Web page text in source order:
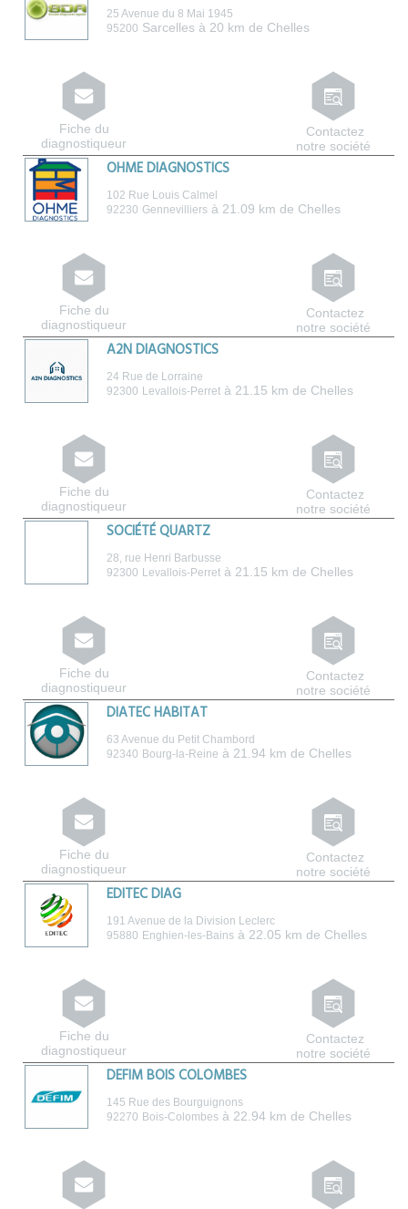
25 Avenue du 8 Mai 1945
95200 Sarcelles à 20 km de Chelles
Contactez
notre société
Fiche du
diagnostiqueur
OHME DIAGNOSTICS
102 Rue Louis Calmel
92230 Gennevilliers à 21.09 km de Chelles
Contactez
notre société
Fiche du
diagnostiqueur
A2N DIAGNOSTICS
24 Rue de Lorraine
92300 Levallois-Perret à 21.15 km de Chelles
Contactez
notre société
Fiche du
diagnostiqueur
SOCIÉTÉ QUARTZ
28, rue Henri Barbusse
92300 Levallois-Perret à 21.15 km de Chelles
Contactez
notre société
Fiche du
diagnostiqueur
DIATEC HABITAT
63 Avenue du Petit Chambord
92340 Bourg-la-Reine à 21.94 km de Chelles
Contactez
notre société
Fiche du
diagnostiqueur
EDITEC DIAG
191 Avenue de la Division Leclerc
95880 Enghien-les-Bains à 22.05 km de Chelles
Contactez
notre société
Fiche du
diagnostiqueur
DEFIM BOIS COLOMBES
145 Rue des Bourguignons
92270 Bois-Colombes à 22.94 km de Chelles